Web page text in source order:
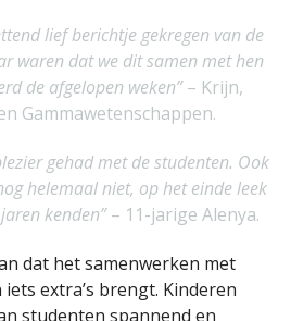
lief berichtje gekregen van de
waren dat we dit samen met hen
de afgelopen weken”– Krijn,
Gammawetenschappen.
gehad met de studenten. Ook
helemaal niet, op het einde leek
kenden”– 11-jarige Alenya.
dat het samenwerken met
extra’s brengt. Kinderen
studenten spannend en